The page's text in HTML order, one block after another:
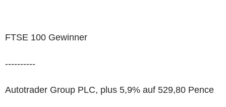
FTSE 100 Gewinner
----------
Autotrader Group PLC, plus 5,9% auf 529,80 Pence